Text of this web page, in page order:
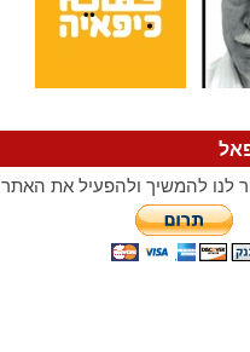
לנו להמשיך ולהפעיל את האתר